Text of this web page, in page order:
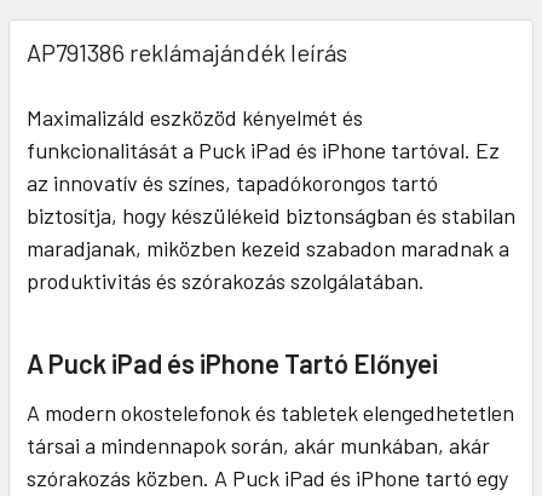
AP791386 reklámajándék leírás
Maximalizáld eszközöd kényelmét és
funkcionalitását a Puck iPad és iPhone tartóval. Ez
az innovatív és színes, tapadókorongos tartó
biztosítja, hogy készülékeid biztonságban és stabilan
maradjanak, miközben kezeid szabadon maradnak a
produktivitás és szórakozás szolgálatában.
A Puck iPad és iPhone Tartó Előnyei
A modern okostelefonok és tabletek elengedhetetlen
társai a mindennapok során, akár munkában, akár
szórakozás közben. A Puck iPad és iPhone tartó egy